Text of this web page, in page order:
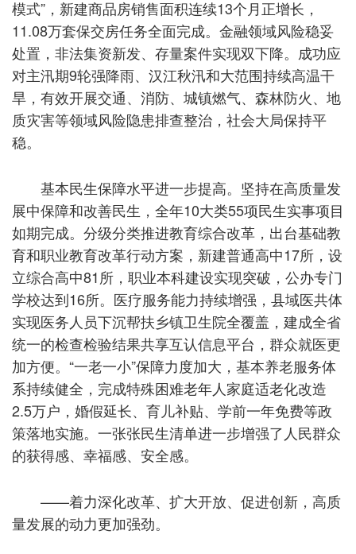
模式”，新建商品房销售面积连续13个月正增长，
11.08万套保交房任务全面完成。金融领域风险稳妥
处置，非法集资新发、存量案件实现双下降。成功应
对主汛期9轮强降雨、汉江秋汛和大范围持续高温干
旱，有效开展交通、消防、城镇燃气、森林防火、地
质灾害等领域风险隐患排查整治，社会大局保持平
稳。
基本民生保障水平进一步提高。坚持在高质量发
展中保障和改善民生，全年10大类55项民生实事项目
如期完成。分级分类推进教育综合改革，出台基础教
育和职业教育改革行动方案，新建普通高中17所，设
立综合高中81所，职业本科建设实现突破，公办专门
学校达到16所。医疗服务能力持续增强，县域医共体
实现医务人员下沉帮扶乡镇卫生院全覆盖，建成全省
统一的检查检验结果共享互认信息平台，群众就医更
加方便。“一老一小”保障力度加大，基本养老服务体
系持续健全，完成特殊困难老年人家庭适老化改造
2.5万户，婚假延长、育儿补贴、学前一年免费等政
策落地实施。一张张民生清单进一步增强了人民群众
的获得感、幸福感、安全感。
——着力深化改革、扩大开放、促进创新，高质
量发展的动力更加强劲。